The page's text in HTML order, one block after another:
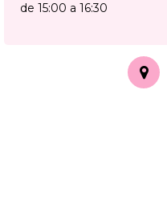
de 15:00 a 16:30